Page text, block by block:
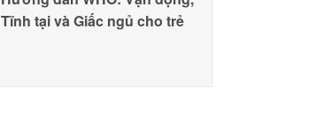
Tĩnh tại và Giấc ngủ cho trẻ